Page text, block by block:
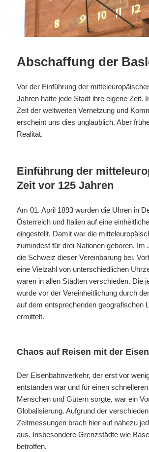
Abschaffung der
Vor der Einführung der
Jahren hatte jede Stadt ihre eigene Zeit.
Zeit der weltweiten Vernetzung und
erscheint uns dies unglaublich. Aber
Realität.
Einführung der
Zeit vor 125 Jahren
Am 01. April 1893 wurden die Uhren in
Österreich und Italien auf eine
eingestellt. Damit war die
zumindest für drei Nationen geboren. Im
die Schweiz dieser Vereinbarung bei.
eine Vielzahl von unterschiedlichen
waren in allen Städten verschieden. Die
wurde vor der Vereinheitlichung durch
auf dem entsprechenden geografischen
ermittelt.
Chaos auf Reisen mit der
Der Eisenbahnverkehr, der erst vor
entstanden war und für einen
Menschen und Gütern sorgte, war ein
Globalisierung. Aufgrund der
Zeitmessungen brach hier auf nahezu
aus. Insbesondere Grenzstädte wie
betroffen.